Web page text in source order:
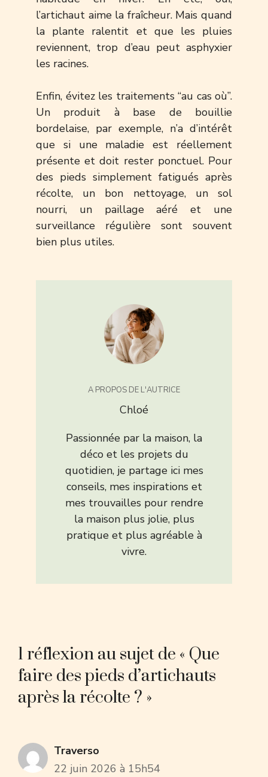
l’artichaut aime la fraîcheur. Mais quand
la plante ralentit et que les pluies
reviennent, trop d’eau peut asphyxier
les racines.
Enfin, évitez les traitements “au cas où”.
Un produit à base de bouillie
bordelaise, par exemple, n’a d’intérêt
que si une maladie est réellement
présente et doit rester ponctuel. Pour
des pieds simplement fatigués après
récolte, un bon nettoyage, un sol
nourri, un paillage aéré et une
surveillance régulière sont souvent
bien plus utiles.
A PROPOS DE L'AUTRICE
Chloé
Passionnée par la maison, la
déco et les projets du
quotidien, je partage ici mes
conseils, mes inspirations et
mes trouvailles pour rendre
la maison plus jolie, plus
pratique et plus agréable à
vivre.
1 réflexion au sujet de « Que
faire des pieds d’artichauts
après la récolte ? »
Traverso
22 juin 2026 à 15h54